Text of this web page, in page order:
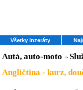
Všetky inzeráty
Autá, auto-moto ~
Angličtina - kurz,